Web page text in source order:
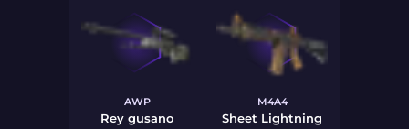
AWP
Rey gusano
M4A4
Sheet Lightning